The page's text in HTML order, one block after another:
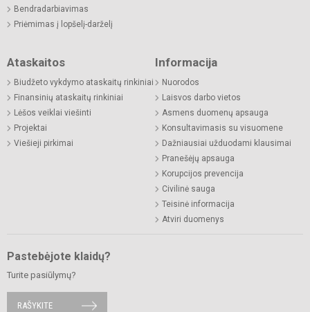
Bendradarbiavimas
Priėmimas į lopšelį-darželį
Ataskaitos
Biudžeto vykdymo ataskaitų rinkiniai
Finansinių ataskaitų rinkiniai
Lėšos veiklai viešinti
Projektai
Viešieji pirkimai
Informacija
Nuorodos
Laisvos darbo vietos
Asmens duomenų apsauga
Konsultavimasis su visuomene
Dažniausiai užduodami klausimai
Pranešėjų apsauga
Korupcijos prevencija
Civilinė sauga
Teisinė informacija
Atviri duomenys
Pastebėjote klaidų?
Turite pasiūlymų?
RAŠYKITE